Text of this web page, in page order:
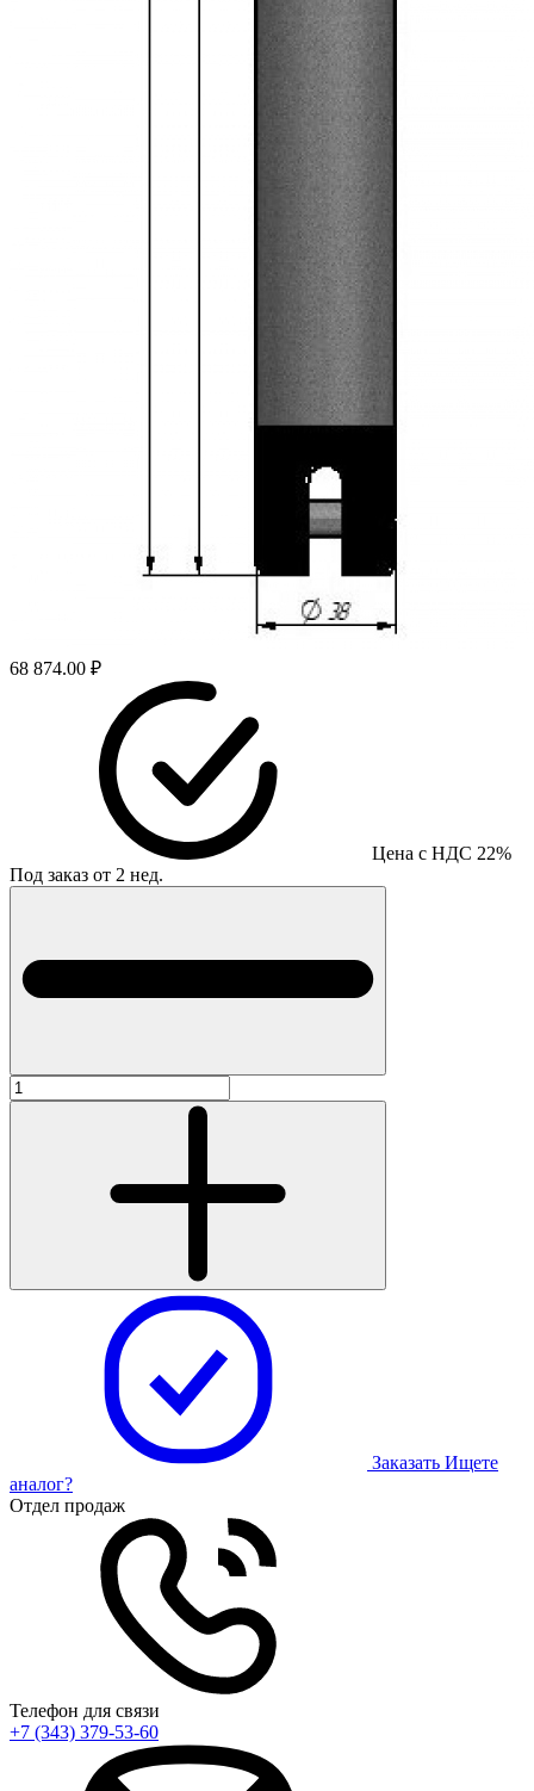
68 874.00 ₽
Цена с НДС 22%
Под заказ от 2 нед.
Заказать Ищете
аналог?
Отдел продаж
Телефон для связи
+7 (343) 379-53-60